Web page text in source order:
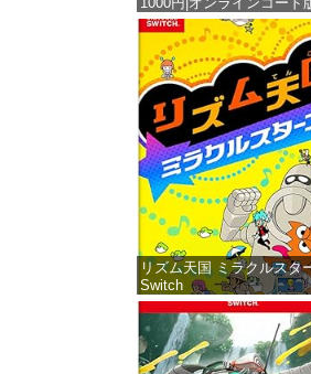
価格
リズム天国 ミラクルスタ
Switch
価格